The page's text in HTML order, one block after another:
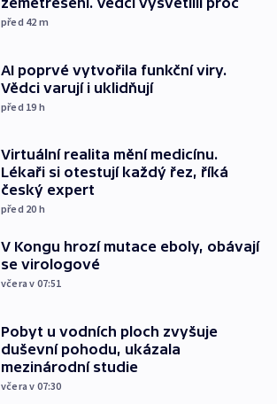
před 42 m
AI poprvé vytvořila funkční viry.
Vědci varují i uklidňují
před 19 h
Virtuální realita mění medicínu.
Lékaři si otestují každý řez, říká
český expert
před 20 h
V Kongu hrozí mutace eboly, obávají
se virologové
včera v 07:51
Pobyt u vodních ploch zvyšuje
duševní pohodu, ukázala
mezinárodní studie
včera v 07:30